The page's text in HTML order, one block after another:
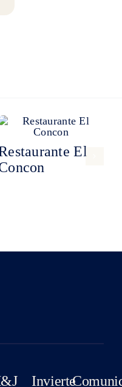
El
Invierte